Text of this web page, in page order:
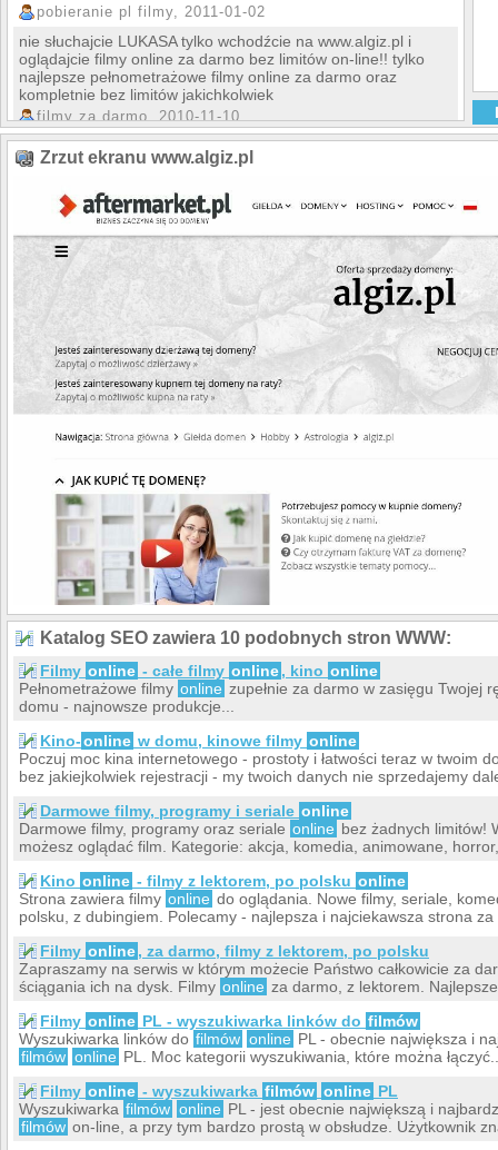
pobieranie pl filmy, 2011-01-02
nie słuchajcie LUKASA tylko wchodźcie na www.algiz.pl i
oglądajcie filmy online za darmo bez limitów on-line!! tylko
najlepsze pełnometrażowe filmy online za darmo oraz
kompletnie bez limitów jakichkolwiek
filmy za darmo, 2010-11-10
są dobre strony z filmami on line ale akurat storna
megahity.pl to zwykłe naciaganie ludzi i dobrze byloby gdyby
lukas, 2010-11-10
tak też uważam że filmy online za darmo to świetna rzecz!
serwis z pełnometrażowymi filmami za online za darmo to był
strzał w dziesiąteczkę!!
darmowe filmy on-line , 2010-11-01
ale z jakiej storny ? założyłam tam konto i teraz nie wiem
skąd mam wziąć wymagane linki, A tak w ogóle to na
początku pisze że aktywacja jest za złotówkę a wzięło mi
około 20 zł .
paulaa, 2010-10-31
filmy bez limitów, 2010-10-25
aha, wedlugl mnie jest to poprostu zlodziejstwo i naciaganie
ludzi na kase a jesli ktos uwaza inaczej zapraszam do
dyskusji lub pomocy w obsludze tej stronki
arcik69, 2010-10-25
jak jest taka super to skad mam wziasc wymagane linki do
wklejenia????
arcik69, 2010-10-25
nie sluchajcie tamtych komentarzy strona jest super i filmy
online sa bez limitow!!! najlepsze filmy online, bardzo duzo
filmow online super hity
filmy online, 2010-10-24
Dokładnie, zgadzam się z paulina, strona jest do niczego.
mario, 2010-10-24
strona jest beznadziejna nie polecam nikomu kto założył ta
stronę jest jakiś durny i tyle
paulina, 2009-12-24
Zrzut ekranu www.algiz.pl
Katalog SEO zawiera 10 podobnych stron WWW:
Filmy online - całe filmy online, kino online
Pełnometrażowe filmy online zupełnie za darmo w zasięgu Twojej
domu - najnowsze produkcje...
Kino-online w domu, kinowe filmy online
Poczuj moc kina internetowego - prostoty i łatwości teraz w twoim
bez jakiejkolwiek rejestracji - my twoich danych nie sprzedajemy
Darmowe filmy, programy i seriale online
Darmowe filmy, programy oraz seriale online bez żadnych limitów!
możesz oglądać film. Kategorie: akcja, komedia, animowane,
Kino online - filmy z lektorem, po polsku online
Strona zawiera filmy online do oglądania. Nowe filmy, seriale,
polsku, z dubingiem. Polecamy - najlepsza i najciekawsza strona
Filmy online, za darmo, filmy z lektorem, po polsku
Zapraszamy na serwis w którym możecie Państwo całkowicie za
ściągania ich na dysk. Filmy online za darmo, z lektorem.
Filmy online PL - wyszukiwarka linków do filmów
Wyszukiwarka linków do filmów online PL - obecnie największa i
filmów online PL. Moc kategorii wyszukiwania, które można
Filmy online - wyszukiwarka filmów online PL
Wyszukiwarka filmów online PL - jest obecnie największą i
filmów on-line, a przy tym bardzo prostą w obsłudze. Użytkownik